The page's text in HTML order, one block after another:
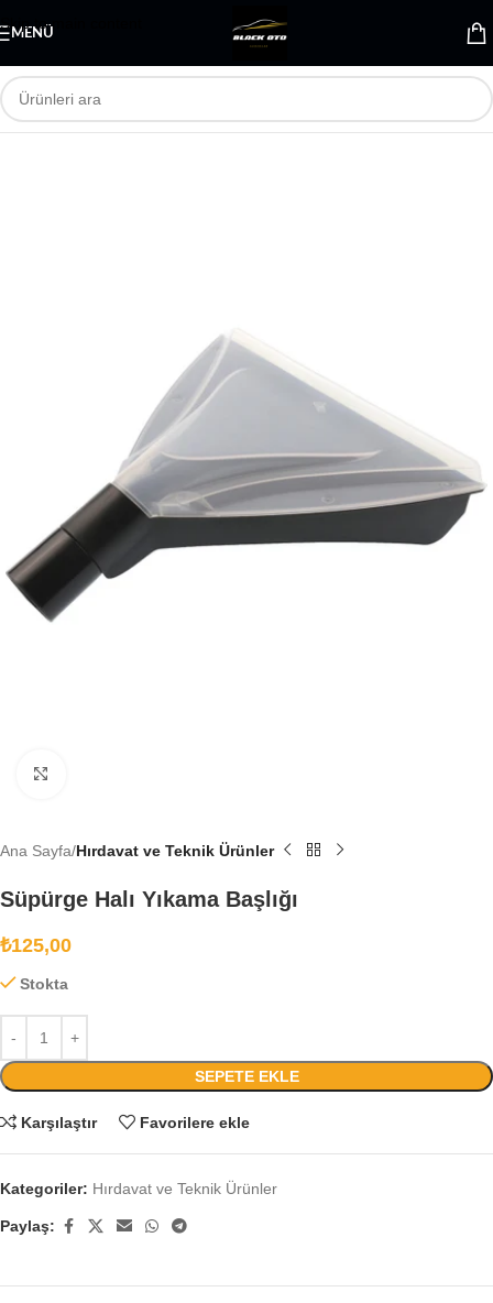
Skip to main content
MENÜ
Ana Sayfa Hırdavat ve Teknik Ürünler
Süpürge Halı Yıkama Başlığı
₺125,00
Stokta
SEPETE EKLE
Karşılaştır Favorilere ekle
Kategoriler: Hırdavat ve Teknik Ürünler
Paylaş: